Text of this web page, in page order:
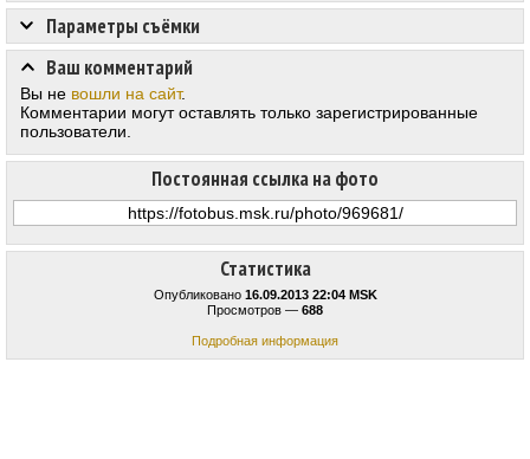
Статистика
Опубликовано 16.09.2013 22:04 MSK
Просмотров — 688
Подробная информация
Постоянная ссылка на фото
Параметры съёмки
Ваш комментарий
Вы не вошли на сайт.
Комментарии могут оставлять только зарегистрированные
пользователи.